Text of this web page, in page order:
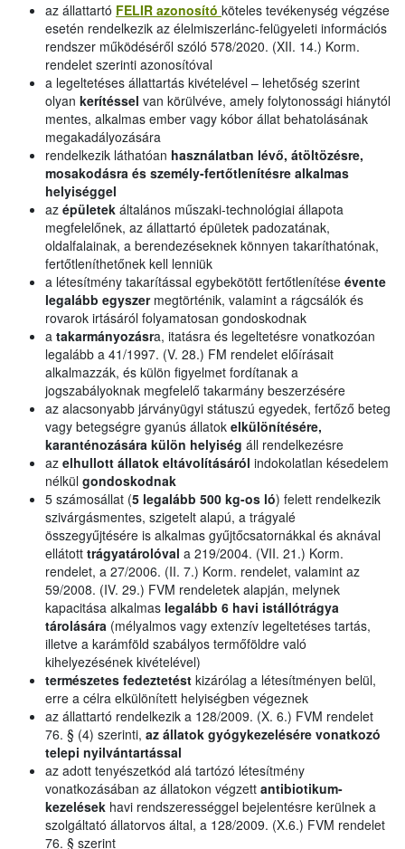
az állattartó FELIR azonosító köteles tevékenység végzése
esetén rendelkezik az élelmiszerlánc-felügyeleti információs
rendszer működéséről szóló 578/2020. (XII. 14.) Korm.
rendelet szerinti azonosítóval
a legeltetéses állattartás kivételével – lehetőség szerint
olyan kerítéssel van körülvéve, amely folytonossági hiánytól
mentes, alkalmas ember vagy kóbor állat behatolásának
megakadályozására
rendelkezik láthatóan használatban lévő, átöltözésre,
mosakodásra és személy-fertőtlenítésre alkalmas
helyiséggel
az épületek általános műszaki-technológiai állapota
megfelelőnek, az állattartó épületek padozatának,
oldalfalainak, a berendezéseknek könnyen takaríthatónak,
fertőtleníthetőnek kell lenniük
a létesítmény takarítással egybekötött fertőtlenítése évente
legalább egyszer megtörténik, valamint a rágcsálók és
rovarok irtásáról folyamatosan gondoskodnak
a takarmányozásra, itatásra és legeltetésre vonatkozóan
legalább a 41/1997. (V. 28.) FM rendelet előírásait
alkalmazzák, és külön figyelmet fordítanak a
jogszabályoknak megfelelő takarmány beszerzésére
az alacsonyabb járványügyi státuszú egyedek, fertőző beteg
vagy betegségre gyanús állatok elkülönítésére,
karanténozására külön helyiség áll rendelkezésre
az elhullott állatok eltávolításáról indokolatlan késedelem
nélkül gondoskodnak
5 számosállat (5 legalább 500 kg-os ló) felett rendelkezik
szivárgásmentes, szigetelt alapú, a trágyalé
összegyűjtésére is alkalmas gyűjtőcsatornákkal és aknával
ellátott trágyatárolóval a 219/2004. (VII. 21.) Korm.
rendelet, a 27/2006. (II. 7.) Korm. rendelet, valamint az
59/2008. (IV. 29.) FVM rendeletek alapján, melynek
kapacitása alkalmas legalább 6 havi istállótrágya
tárolására (mélyalmos vagy extenzív legeltetéses tartás,
illetve a karámföld szabályos termőföldre való
kihelyezésének kivételével)
természetes fedeztetést kizárólag a létesítményen belül,
erre a célra elkülönített helyiségben végeznek
az állattartó rendelkezik a 128/2009. (X. 6.) FVM rendelet
76. § (4) szerinti, az állatok gyógykezelésére vonatkozó
telepi nyilvántartással
az adott tenyészetkód alá tartózó létesítmény
vonatkozásában az állatokon végzett antibiotikum-
kezelések havi rendszerességgel bejelentésre kerülnek a
szolgáltató állatorvos által, a 128/2009. (X.6.) FVM rendelet
76. § szerint